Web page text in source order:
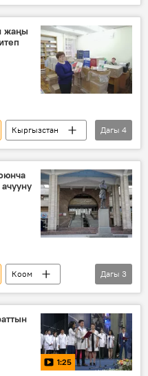
жаңы
Кыргызстан
белек
Дагы 4
Коом
суу
Дагы 3
1:25